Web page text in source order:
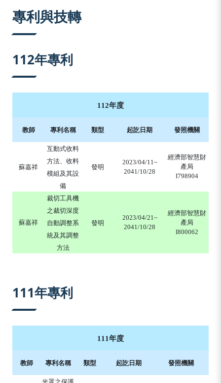
專利與技轉
112年專利
112年度
教師 專利名稱 類型 起訖日期 發照機關
蘇嘉祥
互動式收料
方法、收料
模組及其設
備
發明
2023/04/11~
2041/10/28
經濟部智慧財
產局
I798904
蘇嘉祥
裁切工具機
之裁切深度
自動調整系
統及其調整
方法
發明
2023/04/21~
2041/10/28
經濟部智慧財
產局
I800062
111年專利
111年度
教師 專利名稱 類型 起訖日期 發照機關